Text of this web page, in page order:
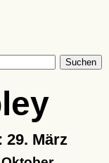
Suchen
März